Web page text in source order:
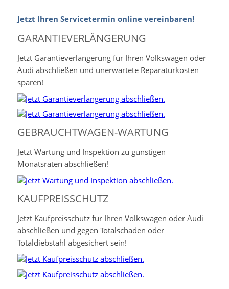
Jetzt Ihren Servicetermin online vereinbaren!
GARANTIEVERLÄNGERUNG
Jetzt Garantieverlängerung für Ihren Volkswagen oder
Audi abschließen und unerwartete Reparaturkosten
sparen!
GEBRAUCHTWAGEN-WARTUNG
Jetzt Wartung und Inspektion zu günstigen
Monatsraten abschließen!
KAUFPREISSCHUTZ
Jetzt Kaufpreisschutz für Ihren Volkswagen oder Audi
abschließen und gegen Totalschaden oder
Totaldiebstahl abgesichert sein!